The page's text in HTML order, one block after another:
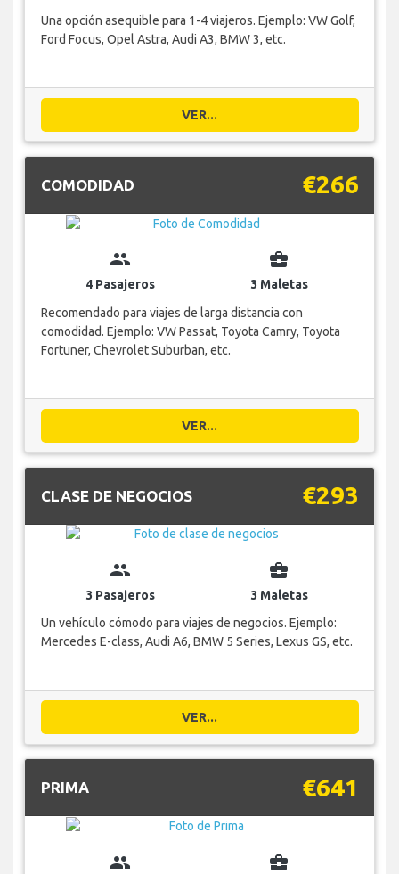
Una opción asequible para 1-4 viajeros. Ejemplo: VW Golf,
Ford Focus, Opel Astra, Audi A3, BMW 3, etc.
VER...
COMODIDAD €266
group
4 Pasajeros
business_center
3 Maletas
Recomendado para viajes de larga distancia con
comodidad. Ejemplo: VW Passat, Toyota Camry, Toyota
Fortuner, Chevrolet Suburban, etc.
VER...
CLASE DE NEGOCIOS €293
group
3 Pasajeros
business_center
3 Maletas
Un vehículo cómodo para viajes de negocios. Ejemplo:
Mercedes E-class, Audi A6, BMW 5 Series, Lexus GS, etc.
VER...
PRIMA €641
group business_center